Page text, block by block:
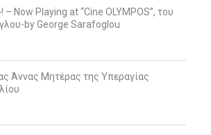
Now Playing at “Cine OLYMPOS”, του
by George Sarafoglou
Άννας Μητέρας της Υπεραγίας